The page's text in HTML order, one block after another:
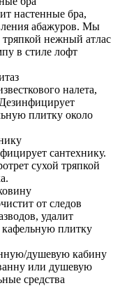
настенные бра,
абажуров. Мы
нежный атлас
в стиле лофт
налета,
плитку около
сантехнику.
сухой тряпкой
от следов
удалит
кафельную плитку
душевую кабину
или душевую
средства